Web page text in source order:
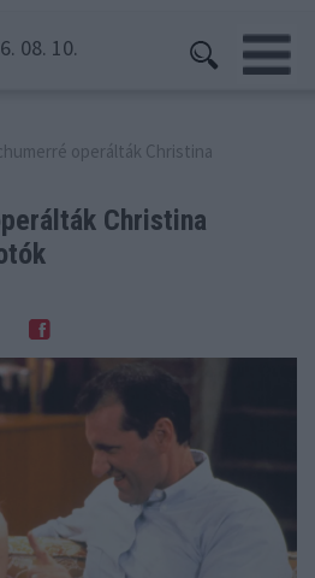
08. 10.
operálták Christina
Christina